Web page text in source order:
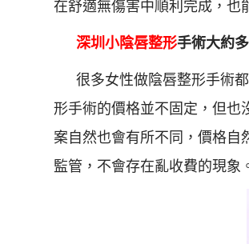
在舒適無傷害中順利完成，也
深圳小陰唇整形手術大約
很多女性做陰唇整形手術
形手術的價格並不固定，但也
案自然也會有所不同，價格自
監管，不會存在亂收費的現象